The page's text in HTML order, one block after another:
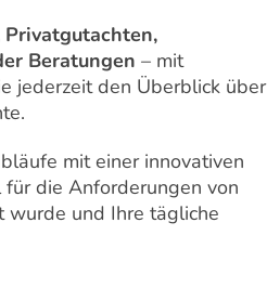
Beratungen – mit
jederzeit den Überblick über
mit einer innovativen
die Anforderungen von
wurde und Ihre tägliche